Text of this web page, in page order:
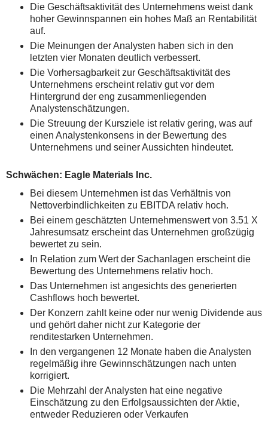
Die Geschäftsaktivität des Unternehmens weist dank
hoher Gewinnspannen ein hohes Maß an Rentabilität
auf.
Die Meinungen der Analysten haben sich in den
letzten vier Monaten deutlich verbessert.
Die Vorhersagbarkeit zur Geschäftsaktivität des
Unternehmens erscheint relativ gut vor dem
Hintergrund der eng zusammenliegenden
Analystenschätzungen.
Die Streuung der Kursziele ist relativ gering, was auf
einen Analystenkonsens in der Bewertung des
Unternehmens und seiner Aussichten hindeutet.
Schwächen: Eagle Materials Inc.
Bei diesem Unternehmen ist das Verhältnis von
Nettoverbindlichkeiten zu EBITDA relativ hoch.
Bei einem geschätzten Unternehmenswert von 3.51 X
Jahresumsatz erscheint das Unternehmen großzügig
bewertet zu sein.
In Relation zum Wert der Sachanlagen erscheint die
Bewertung des Unternehmens relativ hoch.
Das Unternehmen ist angesichts des generierten
Cashflows hoch bewertet.
Der Konzern zahlt keine oder nur wenig Dividende aus
und gehört daher nicht zur Kategorie der
renditestarken Unternehmen.
In den vergangenen 12 Monate haben die Analysten
regelmäßig ihre Gewinnschätzungen nach unten
korrigiert.
Die Mehrzahl der Analysten hat eine negative
Einschätzung zu den Erfolgsaussichten der Aktie,
entweder Reduzieren oder Verkaufen